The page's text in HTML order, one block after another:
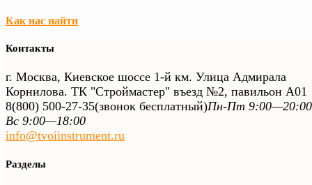
Как нас найти
Контакты
г. Москва, Киевское шоссе 1-й км. Улица Адмирала
Корнилова. ТК "Строймастер" въезд №2, павильон А01
8(800) 500-27-35(звонок бесплатный)Пн-Пт
Вс 9:00—18:00
info@tvoiinstrument.ru
Разделы